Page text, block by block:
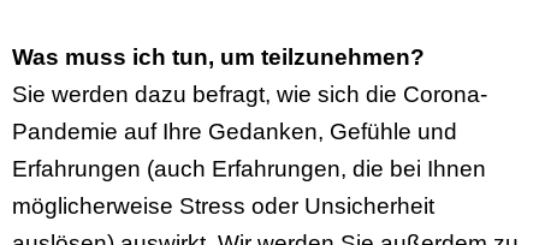
Was muss ich tun, um teilzunehmen?
Sie werden dazu befragt, wie sich die Corona-
Pandemie auf Ihre Gedanken, Gefühle und
Erfahrungen (auch Erfahrungen, die bei Ihnen
möglicherweise Stress oder Unsicherheit